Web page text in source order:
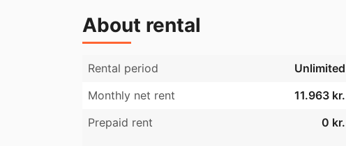
About rental
Rental period Unlimited
Monthly net rent
11.963 kr.
Prepaid rent
0 kr.